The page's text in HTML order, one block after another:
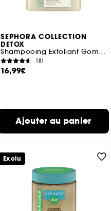
SEPHORA COLLECTION
DETOX
Shampooing Exfoliant Gommant
181
16,99€
Ajouter au panier
Exclu